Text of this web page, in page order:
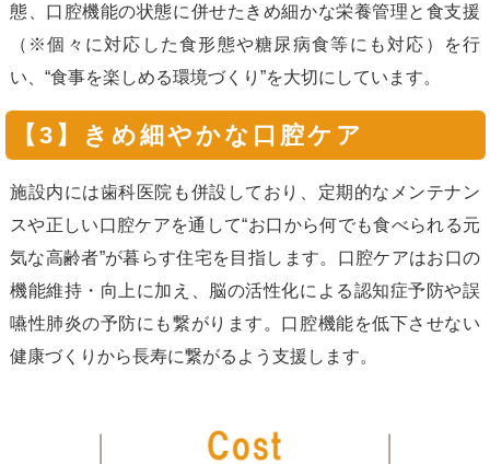
態、口腔機能の状態に併せたきめ細かな栄養管理と食支援
（※個々に対応した食形態や糖尿病食等にも対応）を行
い、“食事を楽しめる環境づくり”を大切にしています。
【3】きめ細やかな口腔ケア
施設内には歯科医院も併設しており、定期的なメンテナン
スや正しい口腔ケアを通して“お口から何でも食べられる元
気な高齢者”が暮らす住宅を目指します。口腔ケアはお口の
機能維持・向上に加え、脳の活性化による認知症予防や誤
嚥性肺炎の予防にも繋がります。口腔機能を低下させない
健康づくりから長寿に繋がるよう支援します。